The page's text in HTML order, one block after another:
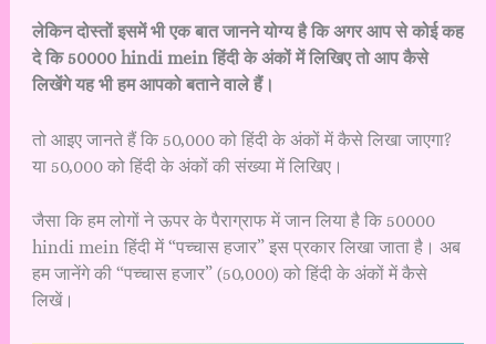
लेकिन दोस्तों इसमें भी एक बात जानने योग्य है कि अगर आप से कोई कह
दे कि 50000 hindi mein हिंदी के अंकों में लिखिए तो आप कैसे
लिखेंगे यह भी हम आपको बताने वाले हैं।
तो आइए जानते हैं कि 50,000 को हिंदी के अंकों में कैसे लिखा जाएगा?
या 50,000 को हिंदी के अंकों की संख्या में लिखिए।
जैसा कि हम लोगों ने ऊपर के पैराग्राफ में जान लिया है कि 50000
hindi mein हिंदी में “पच्चास हजार” इस प्रकार लिखा जाता है। अब
हम जानेंगे की “पच्चास हजार” (50,000) को हिंदी के अंकों में कैसे
लिखें।